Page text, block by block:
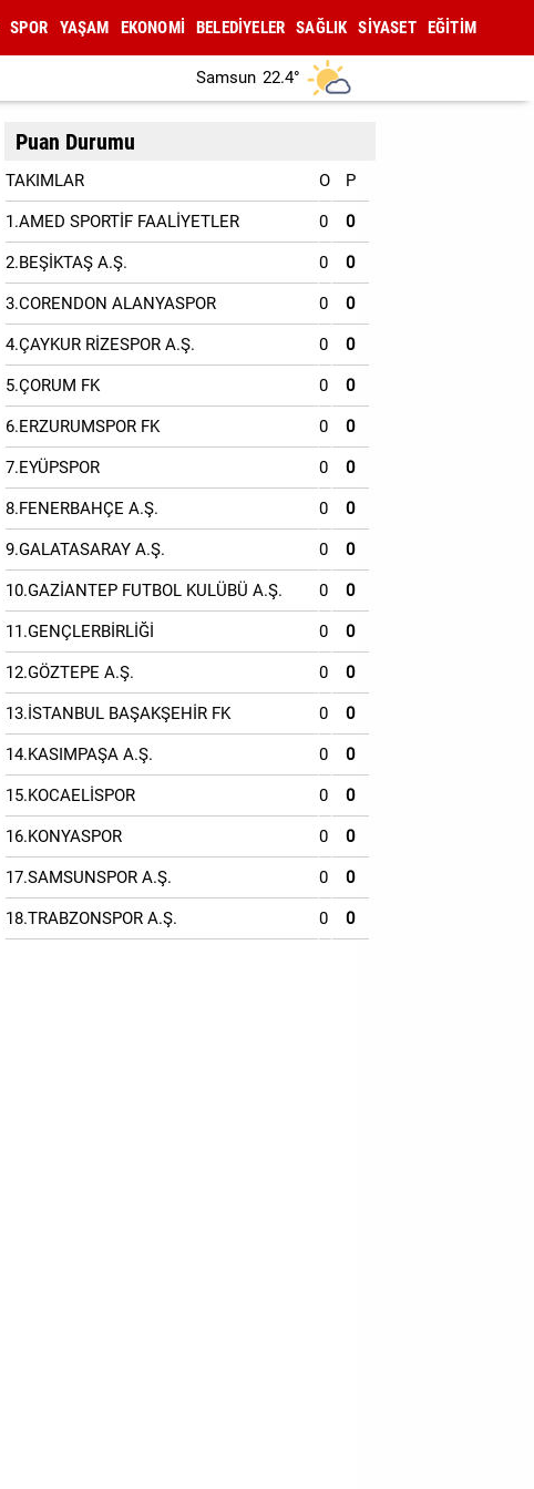
SPOR YAŞAM EKONOMİ BELEDİYELER SAĞLIK SİYASET EĞİTİM
Samsun 22.4°
Puan Durumu
TAKIMLAR O P
1.AMED SPORTİF FAALİYETLER 0 0
2.BEŞİKTAŞ A.Ş. 0 0
3.CORENDON ALANYASPOR 0 0
4.ÇAYKUR RİZESPOR A.Ş. 0 0
5.ÇORUM FK 0 0
6.ERZURUMSPOR FK 0 0
7.EYÜPSPOR 0 0
8.FENERBAHÇE A.Ş. 0 0
9.GALATASARAY A.Ş. 0 0
10.GAZİANTEP FUTBOL KULÜBÜ A.Ş. 0 0
11.GENÇLERBİRLİĞİ 0 0
12.GÖZTEPE A.Ş. 0 0
13.İSTANBUL BAŞAKŞEHİR FK 0 0
14.KASIMPAŞA A.Ş. 0 0
15.KOCAELİSPOR 0 0
16.KONYASPOR 0 0
17.SAMSUNSPOR A.Ş. 0 0
18.TRABZONSPOR A.Ş. 0 0